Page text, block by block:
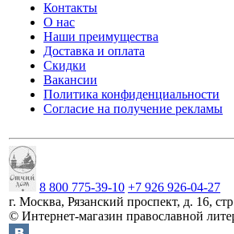
Контакты
О нас
Наши преимущества
Доставка и оплата
Скидки
Вакансии
Политика конфиденциальности
Согласие на получение рекламы
8 800 775-39-10 +7 926 926-04-27
г. Москва, Рязанский проспект, д. 16,
© Интернет-магазин православной